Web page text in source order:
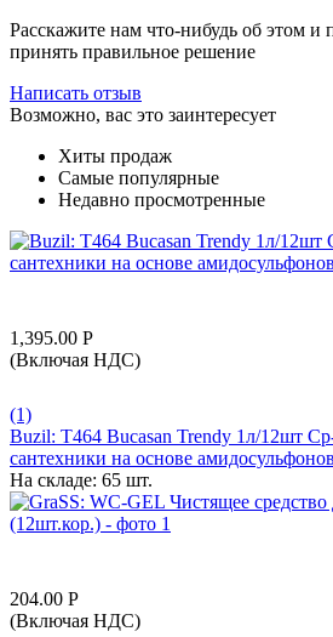
Расскажите нам что-нибудь об этом и
принять правильное решение
Написать отзыв
Возможно, вас это заинтересует
Хиты продаж
Самые популярные
Недавно просмотренные
1,395.00 Р
(Включая НДС)
(1)
Buzil: T464 Bucasan Trendy 1л/12шт
сантехники на основе
На складе: 65 шт.
204.00 Р
(Включая НДС)